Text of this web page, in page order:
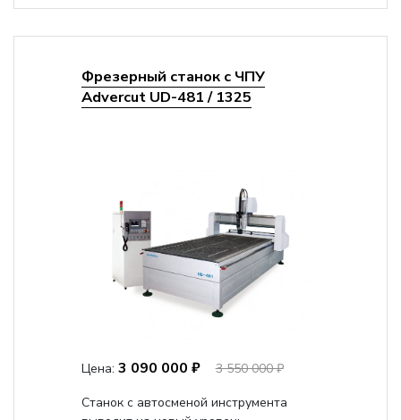
Фрезерный станок с ЧПУ
Advercut UD-481 / 1325
Цена: 3 090 000 ₽
3 550 000 ₽
Станок с автосменой инструмента